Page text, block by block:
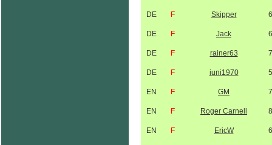
DE F Skipper
DE F Jack
DE F rainer63
DE F juni1970
EN F GM
EN F Roger Carnell
EN F EricW